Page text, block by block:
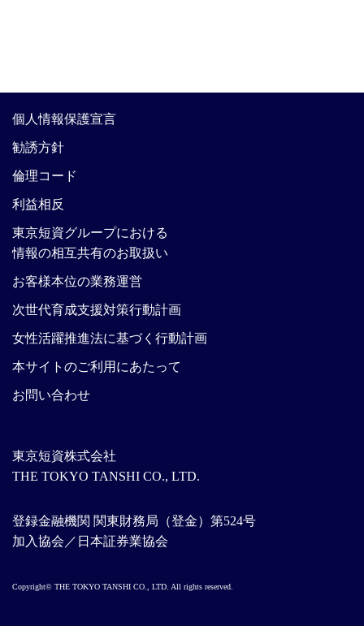
東京短資株式会社
THE TOKYO TANSHI CO., LTD.
登録金融機関 関東財務局（登金）第524号
加入協会／日本証券業協会
個人情報保護宣言
勧誘方針
倫理コード
利益相反
東京短資グループにおける
情報の相互共有のお取扱い
お客様本位の業務運営
次世代育成支援対策行動計画
女性活躍推進法に基づく行動計画
本サイトのご利用にあたって
お問い合わせ
Copyright© THE TOKYO TANSHI CO., LTD. All rights reserved.